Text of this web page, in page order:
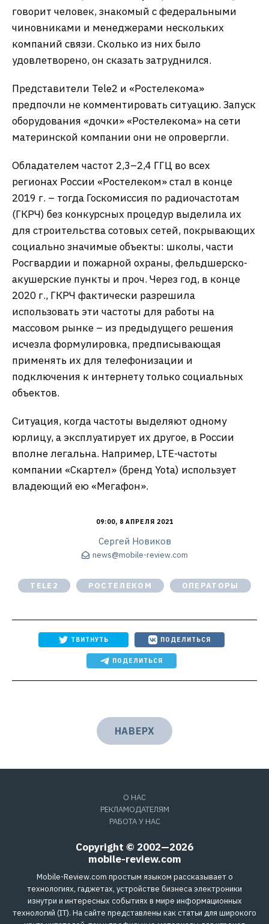
говорит человек, знакомый с федеральными
чиновниками и менеджерами нескольких
компаний связи. Сколько из них было
удовлетворено, он сказать затруднился.
Представители Tele2 и «Ростелекома»
предпочли не комментировать ситуацию. Запуск
оборудования «дочки» «Ростелекома» на сети
материнской компании они не опровергли.
Обладателем частот 2,3–2,4 ГГЦ во всех
регионах России «Ростелеком» стал в конце
2019 г. – тогда Госкомиссия по радиочастотам
(ГКРЧ) без конкурсных процедур выделила их
для строительства сотовых сетей, покрывающих
социально значимые объекты: школы, части
Росгвардии и пожарной охраны, фельдшерско-
акушерские пункты и проч. Через год, в конце
2020 г., ГКРЧ фактически разрешила
использовать эти частоты для работы на
массовом рынке – из предыдущего решения
исчезла формулировка, предписывающая
применять их для телефонизации и
подключения к интернету только социальных
объектов.
Ситуация, когда частоты выделяют одному
юрлицу, а эксплуатирует их другое, в России
вполне легальна. Например, LTE-частоты
компании «Скартел» (бренд Yota) использует
владеющий ею «Мегафон».
09:00, 8 АПРЕЛЯ 2021
Сергей Новиков
news@mobile-review.com
TELE2 РОСТЕЛЕКОМ ОПЕРАТОРЫ
ТВИТНУТЬ ПОДЕЛИТЬСЯ
ПОДЕЛИТЬСЯ
НАВЕРХ
О НАС
РЕКЛАМОДАТЕЛЯМ
РАБОТА У НАС
Copyright © 2002—2026
mobile-review.com
Mobile-Review.com простым языком рассказывает о
технологиях, гаджетах, устройстве бизнеса электроники
изнутри и интересных событиях в мире информационных
технологий (IT). На сайте представлены как статьи для широкого